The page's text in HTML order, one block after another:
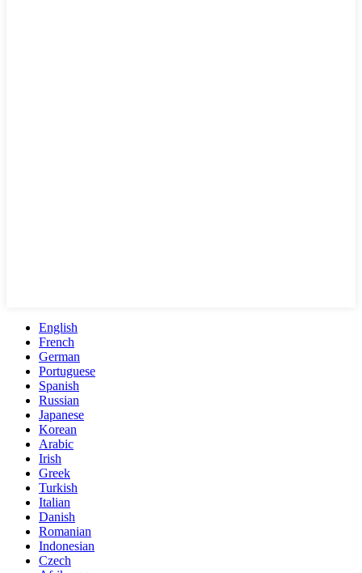
English
French
German
Portuguese
Spanish
Russian
Japanese
Korean
Arabic
Irish
Greek
Turkish
Italian
Danish
Romanian
Indonesian
Czech